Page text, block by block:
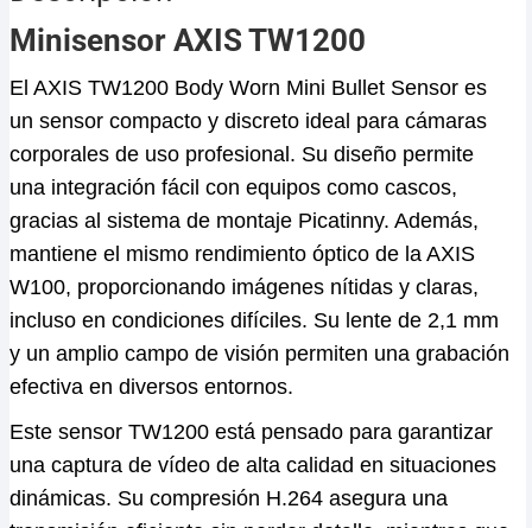
Minisensor AXIS TW1200
El AXIS TW1200 Body Worn Mini Bullet Sensor es
un sensor compacto y discreto ideal para cámaras
corporales de uso profesional. Su diseño permite
una integración fácil con equipos como cascos,
gracias al sistema de montaje Picatinny. Además,
mantiene el mismo rendimiento óptico de la AXIS
W100, proporcionando imágenes nítidas y claras,
incluso en condiciones difíciles. Su lente de 2,1 mm
y un amplio campo de visión permiten una grabación
efectiva en diversos entornos.
Este sensor TW1200 está pensado para garantizar
una captura de vídeo de alta calidad en situaciones
dinámicas. Su compresión H.264 asegura una